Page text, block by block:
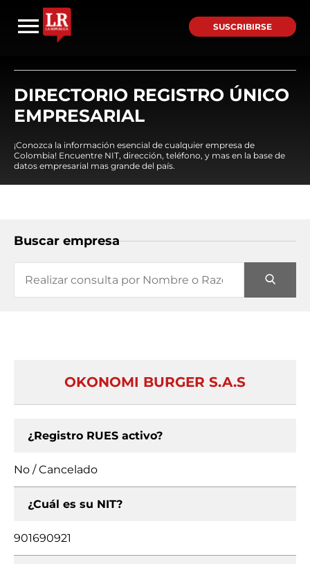
SUSCRIBIRSE
DIRECTORIO REGISTRO ÚNICO
EMPRESARIAL
¡Conozca la información esencial de cualquier empresa de
Colombia! Encuentre NIT, dirección, teléfono, y mas en la base de
datos empresarial mas grande del país.
Buscar empresa
OKONOMI BURGER S.A.S
¿Registro RUES activo?
No / Cancelado
¿Cuál es su NIT?
901690921